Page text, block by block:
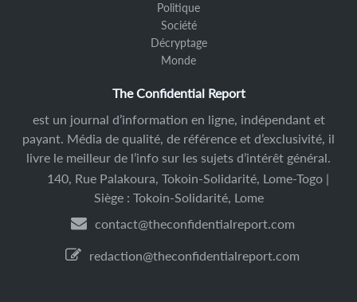
Politique
Société
Décryptage
Monde
The Confidential Report
est un journal d’information en ligne, indépendant et
payant. Média de qualité, de référence et d’exclusivité, il
livre le meilleur de l’info sur les sujets d’intérêt général.
140, Rue Palakoura, Tokoin-Solidarité, Lome-Togo |
Siège : Tokoin-Solidarité, Lome
contact@theconfidentialreport.com
redaction@theconfidentialreport.com